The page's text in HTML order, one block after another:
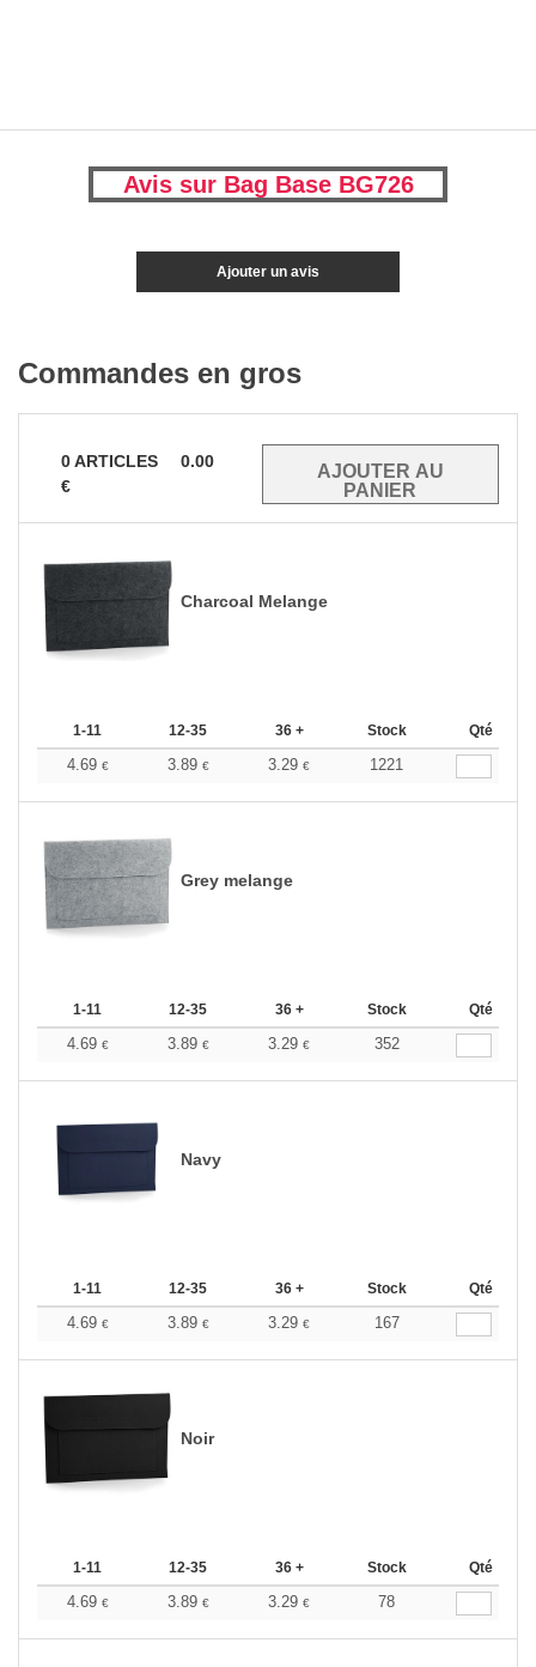
Avis sur Bag Base BG726
Ajouter un avis
Commandes en gros
0ARTICLES
0.00
€
Charcoal Melange
1-11 12-35 36 + Stock Qté
4.69 € 3.89 € 3.29 € 1221
Grey melange
1-11 12-35 36 + Stock Qté
4.69 € 3.89 € 3.29 € 352
Navy
1-11 12-35 36 + Stock Qté
4.69 € 3.89 € 3.29 € 167
Noir
1-11 12-35 36 + Stock Qté
4.69 € 3.89 € 3.29 € 78